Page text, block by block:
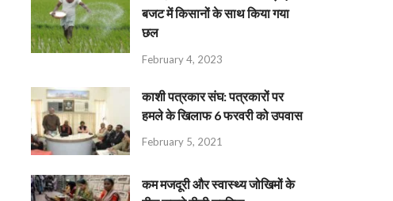
बजट में किसानों के साथ किया गया
छल
February 4, 2023
काशी पत्रकार संघ: पत्रकारों पर
हमले के खिलाफ 6 फरवरी को उपवास
February 5, 2021
कम मजदूरी और स्वास्थ्य जोखिमों के